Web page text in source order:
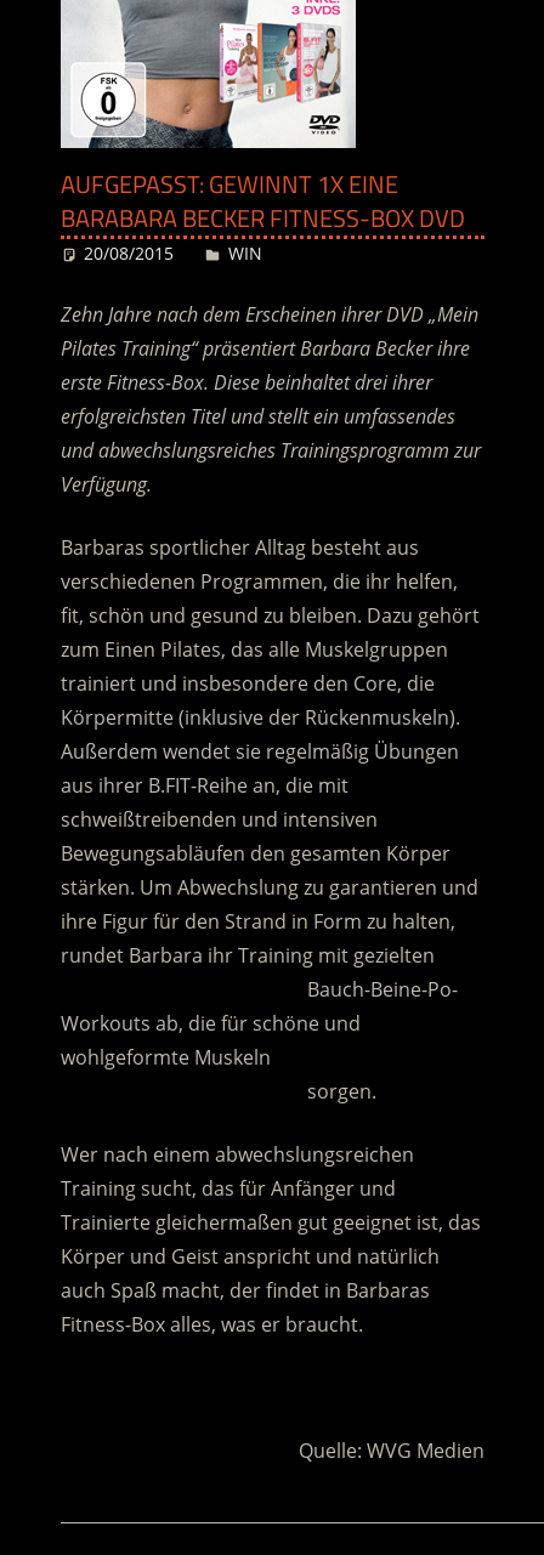
AUFGEPASST: GEWINNT 1X EINE
BARABARA BECKER FITNESS-BOX DVD
20/08/2015 Desiree
WIN
Zehn Jahre nach dem Erscheinen ihrer DVD „Mein
Pilates Training“ präsentiert Barbara Becker ihre
erste Fitness-Box. Diese beinhaltet drei ihrer
erfolgreichsten Titel und stellt ein umfassendes
und abwechslungsreiches Trainingsprogramm zur
Verfügung.
Barbaras sportlicher Alltag besteht aus
verschiedenen Programmen, die ihr helfen,
fit, schön und gesund zu bleiben. Dazu gehört
zum Einen Pilates, das alle Muskelgruppen
trainiert und insbesondere den Core, die
Körpermitte (inklusive der Rückenmuskeln).
Außerdem wendet sie regelmäßig Übungen
aus ihrer B.FIT-Reihe an, die mit
schweißtreibenden und intensiven
Bewegungsabläufen den gesamten Körper
stärken. Um Abwechslung zu garantieren und
ihre Figur für den Strand in Form zu halten,
rundet Barbara ihr Training mit gezielten
Bauch-Beine-Po-
Workouts ab, die für schöne und
wohlgeformte Muskeln
sorgen.
Wer nach einem abwechslungsreichen
Training sucht, das für Anfänger und
Trainierte gleichermaßen gut geeignet ist, das
Körper und Geist anspricht und natürlich
auch Spaß macht, der findet in Barbaras
Fitness-Box alles, was er braucht.
Quelle: WVG Medien